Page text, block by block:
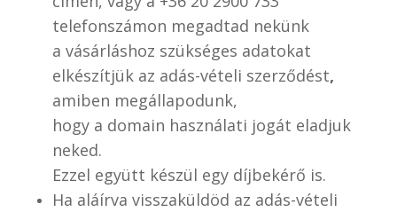
telefonszámon megadtad nekünk
a vásárláshoz szükséges adatokat
elkészítjük az adás-vételi szerződést,
amiben megállapodunk,
hogy a domain használati jogát eladjuk
neked.
Ezzel együtt készül egy díjbekérő is.
Ha aláírva visszaküldöd az adás-vételi